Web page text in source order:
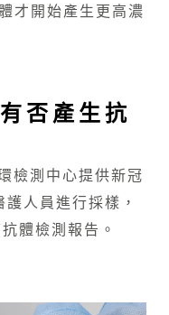
才開始產生更高濃
否產生抗
檢測中心提供新冠
人員進行採樣，
體檢測報告。